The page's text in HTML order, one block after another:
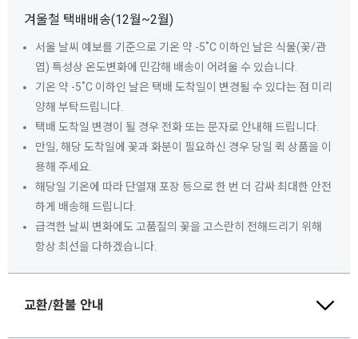
겨울철 택배배송(12월~2월)
서울 날씨 예보를 기준으로 기온 약 -5˚C 이하인 날은 식물(꽃/관
엽) 특성상 온도변화에 민감해 배송이 어려울 수 있습니다.
기온 약 -5˚C 이하인 날은 택배 도착일이 변경될 수 있다는 점 미리
양해 부탁드립니다.
택배 도착일 변경이 될 경우 전화 또는 문자로 안내해 드립니다.
만일, 해당 도착일에 꽃과 화분이 필요하신 경우 당일 퀵 상품을 이
용해 주세요.
해당일 기온에 따라 단열재 포장 등으로 한 번 더 감싸 최대한 안전
하게 배송해 드립니다.
급격한 날씨 변화에도 고품질의 꽃을 고스란히 전해드리기 위해
항상 최선을 다하겠습니다.
교환/환불 안내